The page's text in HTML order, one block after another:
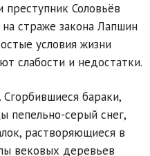
преступник Соловьёв
страже закона Лапшин
условия жизни
слабости и недостатки.
бараки,
пепельно-серый снег,
растворяющиеся в
вековых деревьев